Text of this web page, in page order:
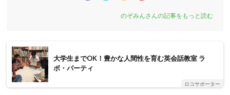
のぞみんさんの記事をもっと読む
大学生までOK！豊かな人間性を育む英会話教室 ラ
ボ・パーティ
ロコサポーター